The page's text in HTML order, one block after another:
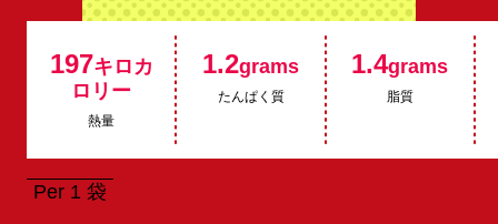
197キロカ
ロリー
熱量
1.2grams
たんぱく質
1.4grams
脂質
Per 1 袋